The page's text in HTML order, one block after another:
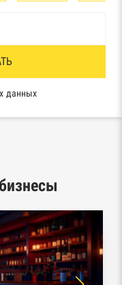
обслуживания
Роскомнадзор,
данных